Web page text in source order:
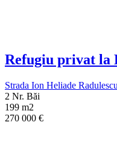
Refugiu privat la
Strada Ion Heliade
2 Nr. Băi
199 m2
270 000 €